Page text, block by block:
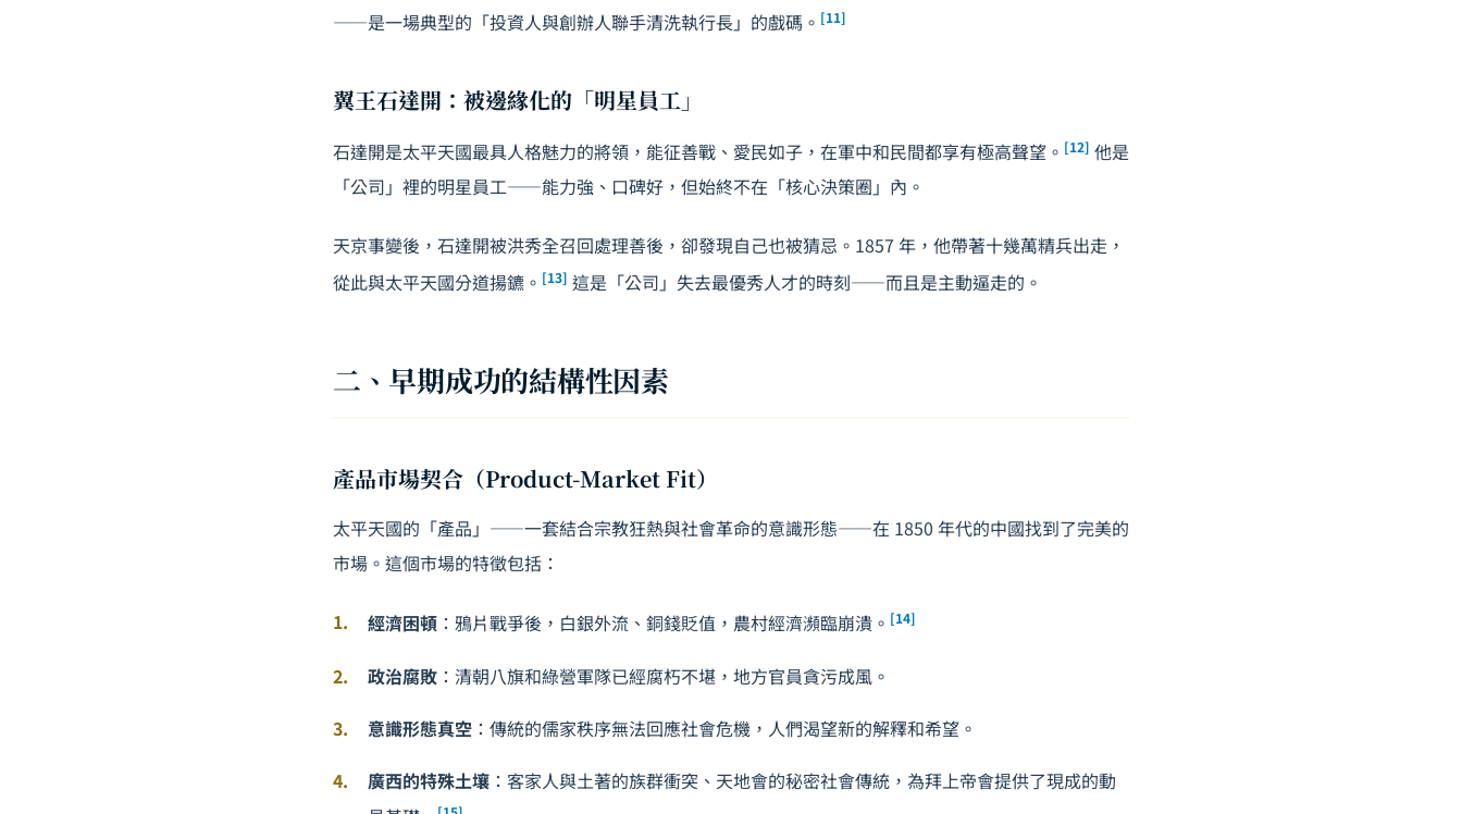
——是一場典型的「投資人與創辦人聯手清洗執行長」的戲碼。 [11]
翼王石達開：被邊緣化的「明星員工」
石達開是太平天國最具人格魅力的將領，能征善戰、愛民如子，在軍中和民間都享有極高聲望。 [12] 他是
「公司」裡的明星員工——能力強、口碑好，但始終不在「核心決策圈」內。
天京事變後，石達開被洪秀全召回處理善後，卻發現自己也被猜忌。1857 年，他帶著十幾萬精兵出走，
從此與太平天國分道揚鑣。 [13] 這是「公司」失去最優秀人才的時刻——而且是主動逼走的。
二、早期成功的結構性因素
產品市場契合（Product-Market Fit）
太平天國的「產品」——一套結合宗教狂熱與社會革命的意識形態——在 1850 年代的中國找到了完美的
市場。這個市場的特徵包括：
經濟困頓 ：鴉片戰爭後，白銀外流、銅錢貶值，農村經濟瀕臨崩潰。 [14]
政治腐敗 ：清朝八旗和綠營軍隊已經腐朽不堪，地方官員貪污成風。
意識形態真空 ：傳統的儒家秩序無法回應社會危機，人們渴望新的解釋和希望。
廣西的特殊土壤 ：客家人與土著的族群衝突、天地會的秘密社會傳統，為拜上帝會提供了現成的動